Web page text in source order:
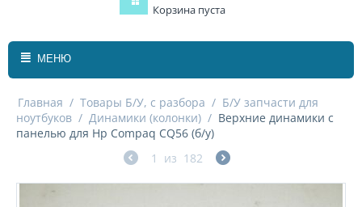
Корзина пуста
МЕНЮ
Главная / Товары Б/У, с разбора / Б/У запчасти для
ноутбуков / Динамики (колонки) / Верхние динамики с
панелью для Hp Compaq CQ56 (б/у)
1
из 182